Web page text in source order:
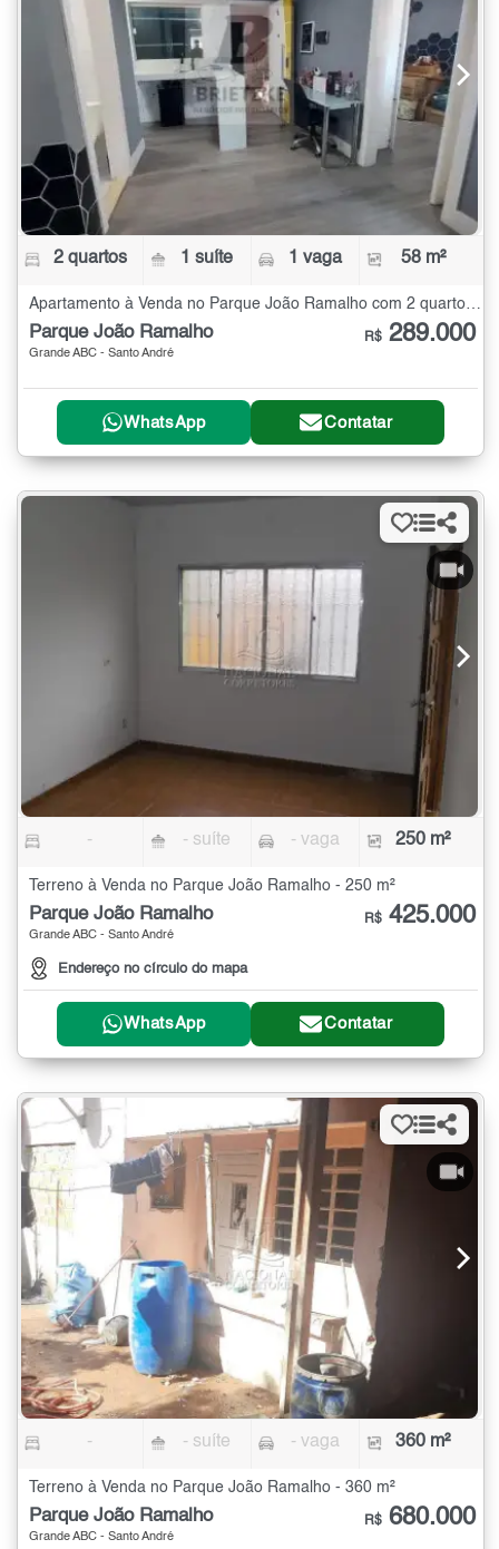
2 quartos 1 suíte 1 vaga 58 m²
Apartamento à Venda no Parque João Ramalho com 2 quartos - 58 m²
Parque João Ramalho
Grande ABC - Santo André
R$ 289.000
WhatsApp Contatar
- - suíte - vaga 250 m²
Terreno à Venda no Parque João Ramalho - 250 m²
Parque João Ramalho
Grande ABC - Santo André
Endereço no círculo do mapa
R$ 425.000
WhatsApp Contatar
- - suíte - vaga 360 m²
Terreno à Venda no Parque João Ramalho - 360 m²
Parque João Ramalho
Grande ABC - Santo André
R$ 680.000